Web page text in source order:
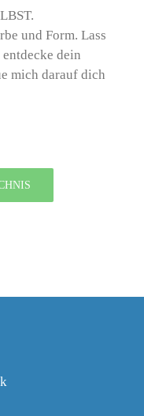
und Form. Lass
dein
mich darauf dich